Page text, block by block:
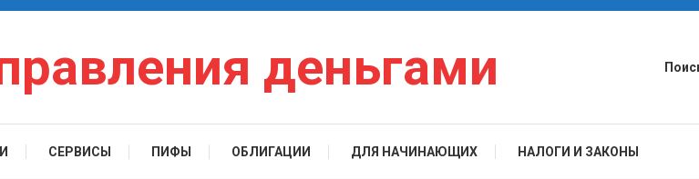
деньгами
СЕРВИСЫ ПИФЫ ОБЛИГАЦИИ ДЛЯ НАЧИНАЮЩИХ НАЛОГИ И ЗАКОНЫ